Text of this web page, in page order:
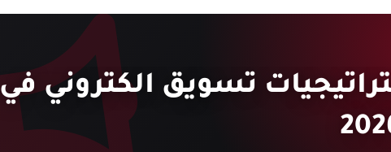
تسويق الكتروني في